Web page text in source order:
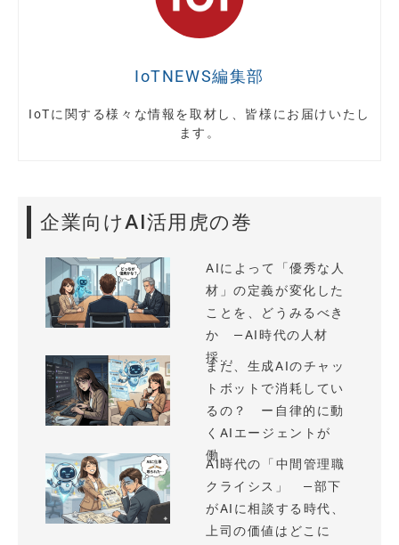
IoTNEWS編集部
IoTに関する様々な情報を取材し、皆様にお届けいたし
ます。
企業向けAI活用虎の巻
AIによって「優秀な人
材」の定義が変化した
ことを、どうみるべき
か —AI時代の人材
採...
まだ、生成AIのチャッ
トボットで消耗してい
るの？ ー自律的に動
くAIエージェントが
働...
AI時代の「中間管理職
クライシス」 —部下
がAIに相談する時代、
上司の価値はどこに